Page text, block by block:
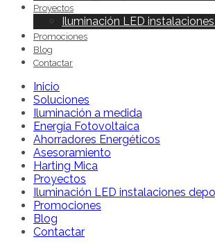
Proyectos
Iluminación LED
Promociones
Blog
Contactar
Inicio
Soluciones
Iluminación a medida
Energía Fotovoltaica
Ahorradores Energéticos
Asesoramiento
Harting Mica
Proyectos
Iluminación LED instalaciones
Promociones
Blog
Contactar